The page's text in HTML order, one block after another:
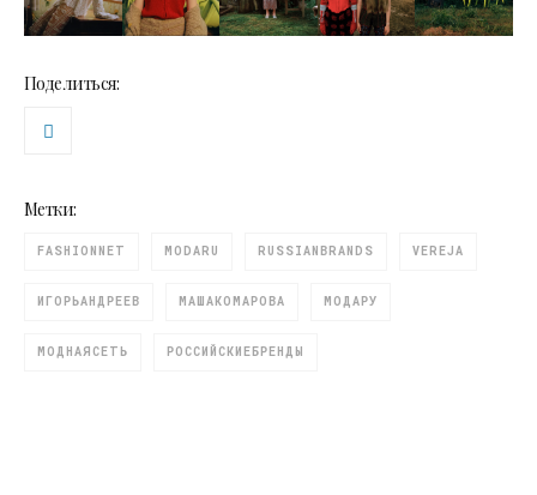
Поделиться:
Метки:
FASHIONNET MODARU RUSSIANBRANDS VEREJA
ИГОРЬАНДРЕЕВ МАШАКОМАРОВА МОДАРУ
МОДНАЯСЕТЬ РОССИЙСКИЕБРЕНДЫ